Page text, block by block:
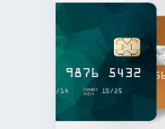
4
Derechos
Cuenta